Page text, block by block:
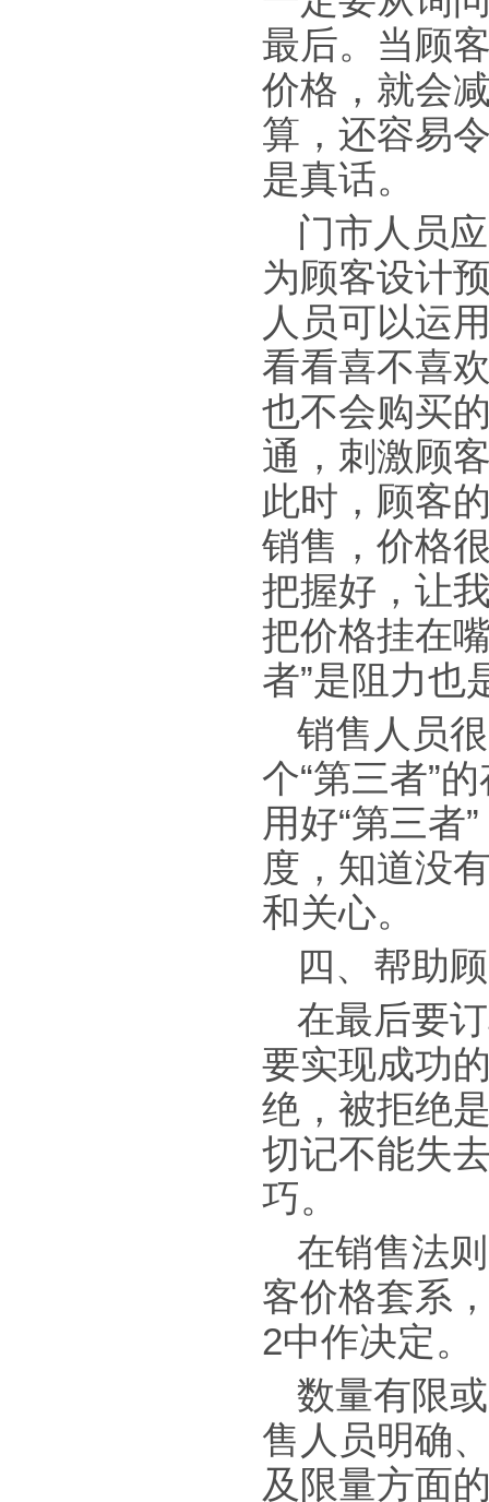
最后。当顾
价格，就会
算，还容易
是真话。
门市人员
为顾客设计
人员可以运
看看喜不喜
也不会购买
通，刺激顾
此时，顾客
销售，价格
把握好，让
把价格挂在
者”是阻力也
销售人员
个“第三者”
用好“第三者
度，知道没
和关心。
四、帮助
在最后要
要实现成功
绝，被拒绝
切记不能失
巧。
在销售法
客价格套系
2中作决定。
数量有限
售人员明确
及限量方面